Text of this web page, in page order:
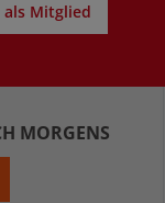
Mitglied
MORGENS